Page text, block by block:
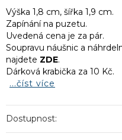
Výška 1,8 cm, šířka 1,9 cm.
Zapínání na puzetu.
Uvedená cena je za pár.
Soupravu náušnic a
najdete ZDE.
Dárková krabička za 10 Kč.
...číst více
Dostupnost: